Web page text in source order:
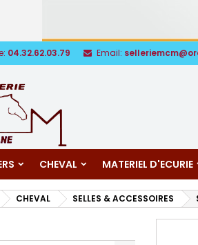
04.32.62.03.79 Email:
CHEVAL MATERIEL D'ECURIE
CHEVAL SELLES & ACCESSOIRES